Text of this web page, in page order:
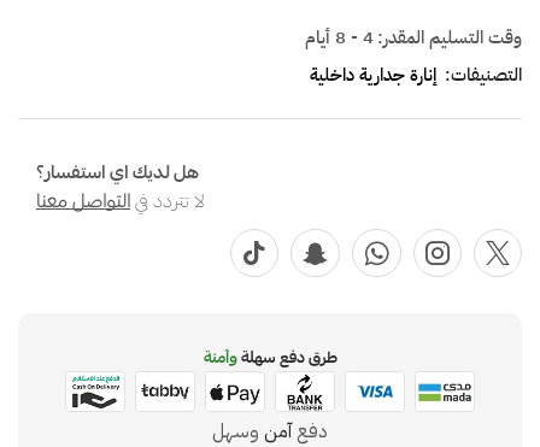
وقت التسليم المقدر:4 - 8 أيام
التصنيفات: إنارة جدارية داخلية
هل لديك اي استفسار؟
لا تتردد فيالتواصل معنا
طرق دفع سهلةوآمنة
دفعآمن وسهل